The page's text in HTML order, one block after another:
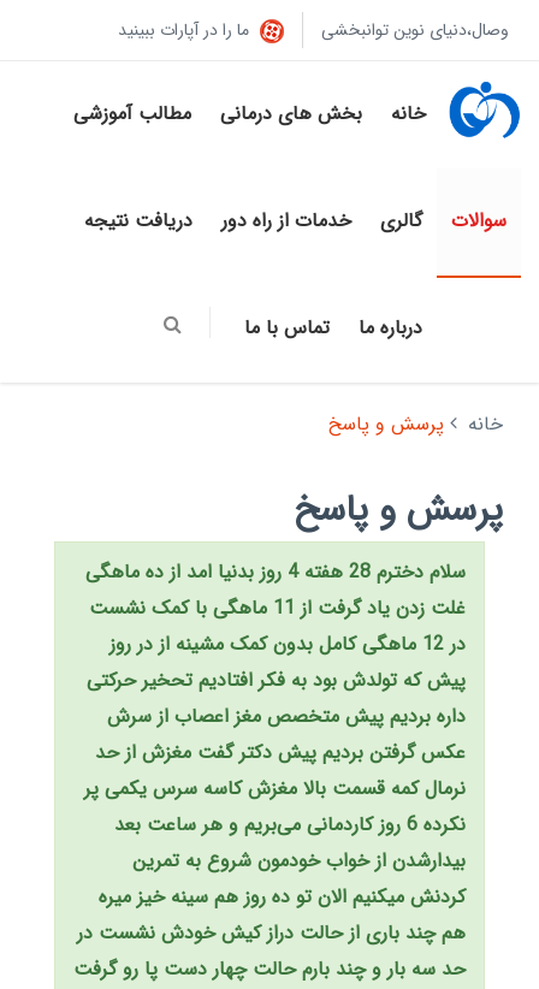
وصال،دنیای نوین توانبخشی ما را در آپارات ببینید
خانه بخش های درمانی مطالب آموزشی
سوالات گالری خدمات از راه دور دریافت نتیجه
درباره ما تماس با ما
خانه پرسش و پاسخ
پرسش و پاسخ
سلام دخترم 28 هفته 4 روز بدنیا امد از ده ماهگی
غلت زدن یاد گرفت از 11 ماهگی با کمک نشست
در 12 ماهگی کامل بدون کمک مشینه از در روز
پیش که تولدش بود به فکر افتادیم تحخیر حرکتی
داره بردیم پیش متخصص مغز اعصاب از سرش
عکس گرفتن بردیم پیش دکتر گفت مغزش از حد
نرمال کمه قسمت بالا مغزش کاسه سرس یکمی پر
نکرده 6 روز کاردمانی می‌بریم و هر ساعت بعد
بیدارشدن از خواب خودمون شروع به تمرین
کردنش میکنیم الان تو ده روز هم سینه خیز میره
هم چند باری از حالت دراز کیش خودش نشست در
حد سه بار و چند بارم حالت چهار دست پا رو گرفت